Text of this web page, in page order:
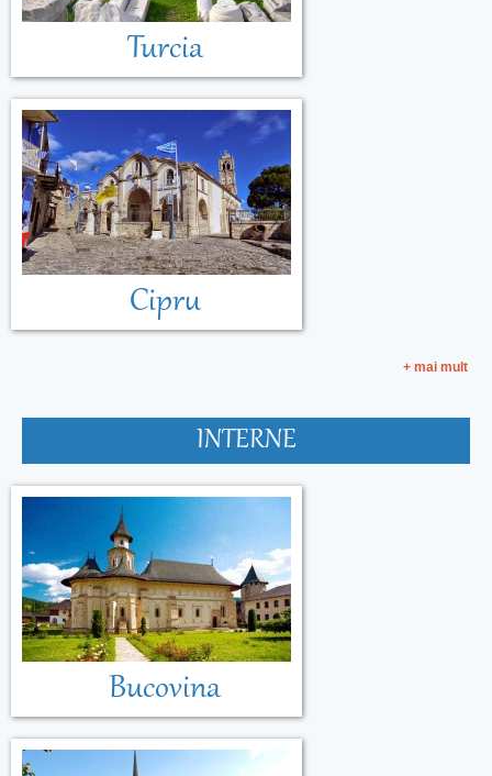
Turcia
Cipru
+ mai mult
INTERNE
Bucovina